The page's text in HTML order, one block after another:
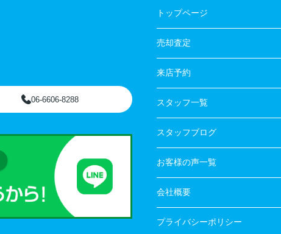
06-6606-8288
トップページ
売却査定
来店予約
スタッフ一覧
スタッフブログ
お客様の声一覧
会社概要
プライバシーポリシー